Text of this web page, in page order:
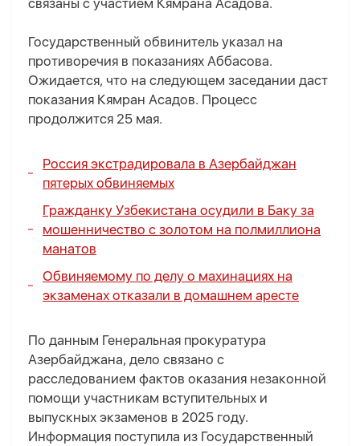
связаны с участием Кямрана Асадова.
Государственный обвинитель указал на
противоречия в показаниях Аббасова.
Ожидается, что на следующем заседании даст
показания Кямран Асадов. Процесс
продолжится 25 мая.
Россия экстрадировала в Азербайджан
пятерых обвиняемых
Гражданку Узбекистана осудили в Баку за
мошенничество с золотом на полмиллиона
манатов
Обвиняемому по делу о махинациях на
экзаменах отказали в домашнем аресте
По данным Генеральная прокуратура
Азербайджана, дело связано с
расследованием фактов оказания незаконной
помощи участникам вступительных и
выпускных экзаменов в 2025 году.
Информация поступила из Государственный